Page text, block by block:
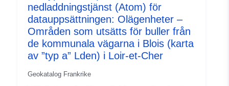
nedladdningstjänst (Atom) för
datauppsättningen: Olägenheter –
Områden som utsätts för buller från
de kommunala vägarna i Blois (karta
av ”typ a” Lden) i Loir-et-Cher
Geokatalog Frankrike